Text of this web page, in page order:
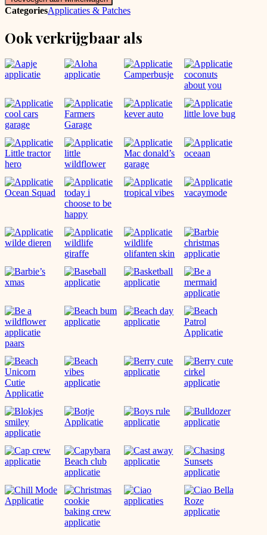
applicatie
aantal
CategoriesApplicaties & Patches
Ook verkrijgbaar als